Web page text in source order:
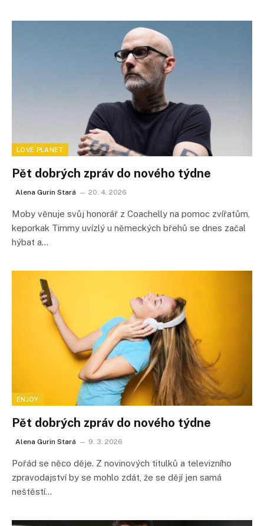
LOVE PLANET
Pět dobrých zpráv do nového týdne
Alena Gurin Stará 20. 4. 2026
Moby věnuje svůj honorář z Coachelly na pomoc zvířatům,
keporkak Timmy uvízlý u německých břehů se dnes začal
hýbat a…
ENJOY
Pět dobrých zpráv do nového týdne
Alena Gurin Stará 9. 3. 2026
Pořád se něco děje. Z novinových titulků a televizního
zpravodajství by se mohlo zdát, že se dějí jen samá
neštěstí…